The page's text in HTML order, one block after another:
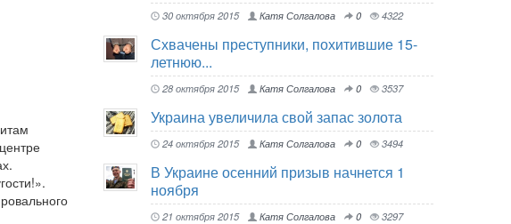
30 октября 2015 Катя Солгалова 0 4322
Схвачены преступники, похитившие 15-
летнюю...
28 октября 2015 Катя Солгалова 0 3537
Украина увеличила свой запас золота
24 октября 2015 Катя Солгалова 0 3494
В Украине осенний призыв начнется 1
ноября
21 октября 2015 Катя Солгалова 0 3297